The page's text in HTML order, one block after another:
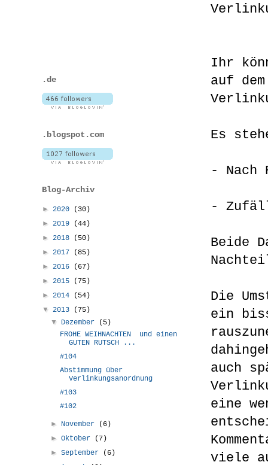
Ihr
auf
Es
- Nach
-
Beide
Die
ein
auch
eine
viele
.de
.blogspot.com
Blog-Archiv
► 2020
(30)
► 2019
(44)
► 2018
(50)
► 2017
(85)
► 2016
(67)
► 2015
(75)
► 2014
(54)
▼ 2013
(75)
▼ Dezember
(5)
FROHE WEIHNACHTEN und einen
GUTEN RUTSCH ...
#104
Abstimmung über
Verlinkungsanordnung
#103
#102
► November
(6)
►Oktober
(7)
►September
(6)